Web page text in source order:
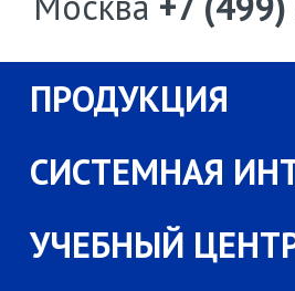
ПРОДУКЦИЯ
СИСТЕМНАЯ
УЧЕБНЫЙ